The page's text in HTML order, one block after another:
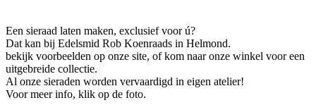
Een sieraad laten maken, exclusief voor ú?
Dat kan bij Edelsmid Rob Koenraads in Helmond.
bekijk voorbeelden op onze site, of kom naar onze winkel voor een
uitgebreide collectie.
Al onze sieraden worden vervaardigd in eigen atelier!
Voor meer info, klik op de foto.